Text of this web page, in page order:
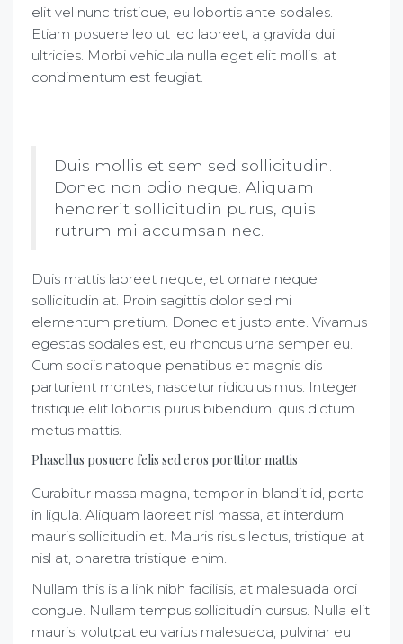
elit vel nunc tristique, eu lobortis ante sodales.
Etiam posuere leo ut leo laoreet, a gravida dui
ultricies. Morbi vehicula nulla eget elit mollis, at
condimentum est feugiat.
Duis mollis et sem sed sollicitudin.
Donec non odio neque. Aliquam
hendrerit sollicitudin purus, quis
rutrum mi accumsan nec.
Duis mattis laoreet neque, et ornare neque
sollicitudin at. Proin sagittis dolor sed mi
elementum pretium. Donec et justo ante. Vivamus
egestas sodales est, eu rhoncus urna semper eu.
Cum sociis natoque penatibus et magnis dis
parturient montes, nascetur ridiculus mus. Integer
tristique elit lobortis purus bibendum, quis dictum
metus mattis.
Phasellus posuere felis sed eros porttitor mattis
Curabitur massa magna, tempor in blandit id, porta
in ligula. Aliquam laoreet nisl massa, at interdum
mauris sollicitudin et. Mauris risus lectus, tristique at
nisl at, pharetra tristique enim.
Nullam this is a link nibh facilisis, at malesuada orci
congue. Nullam tempus sollicitudin cursus. Nulla elit
mauris, volutpat eu varius malesuada, pulvinar eu